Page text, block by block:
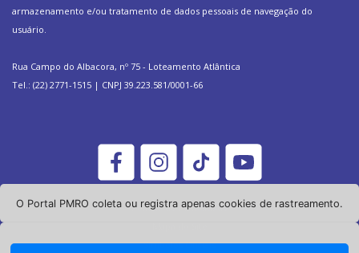
O Portal PMRO coleta ou registra apenas cookies de rastreamento.
armazenamento e/ou tratamento de dados pessoais de navegação do
usuário.
Rua Campo do Albacora, nº 75 - Loteamento Atlântica
Tel.: (22) 2771-1515 | CNPJ 39.223.581/0001-66
Política de Privacidade
Simbolos Oficiais